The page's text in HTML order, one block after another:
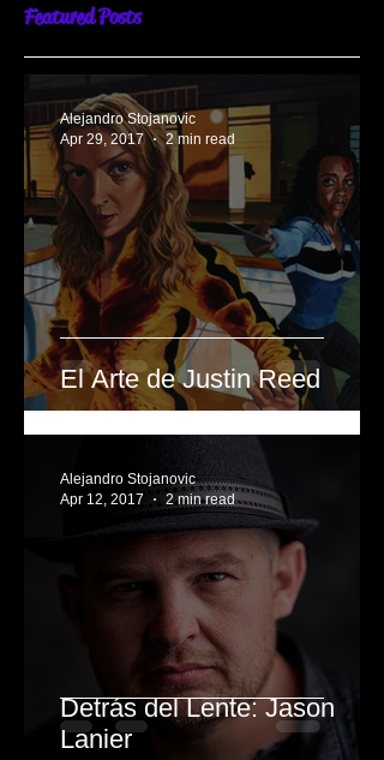
Featured Posts
El Arte de Justin Reed
Alejandro Stojanovic
Apr 29, 2017
2 min read
Alejandro Stojanovic
Apr 12, 2017
2 min read